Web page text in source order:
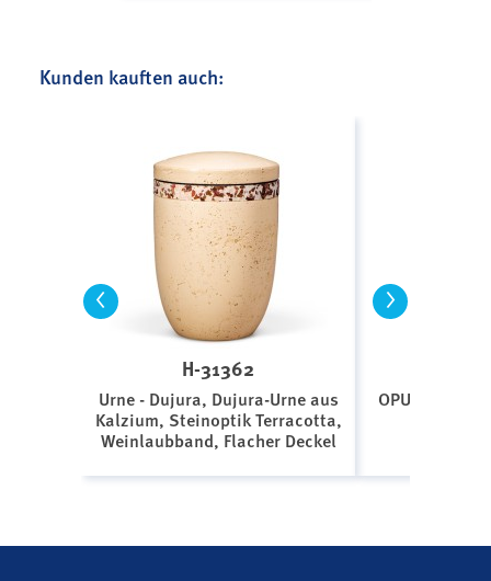
Kunden kauften auch:
<
H-31362
Urne - Dujura, Dujura-Urne aus
Kalzium, Steinoptik Terracotta,
Weinlaubband, Flacher Deckel
OPUS BIO-
>